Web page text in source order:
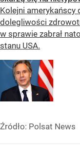
Kolejni amerykańscy
dolegliwości
w sprawie zabrał
stanu USA.
Źródło: Polsat News